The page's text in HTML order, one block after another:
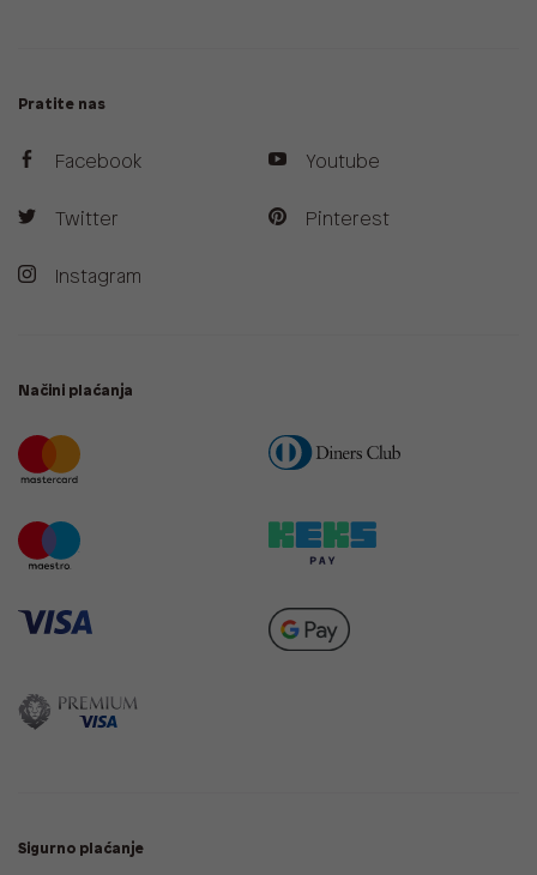
Pratite nas
Facebook
Twitter
Instagram
Youtube
Pinterest
Načini plaćanja
Sigurno plaćanje